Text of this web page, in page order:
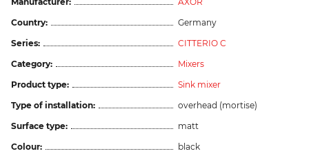
Country:
Germany
Series:
CITTERIO C
Category:
Mixers
Product type:
Sink mixer
Type of installation:
overhead (mortise)
Surface type:
matt
Colour:
black